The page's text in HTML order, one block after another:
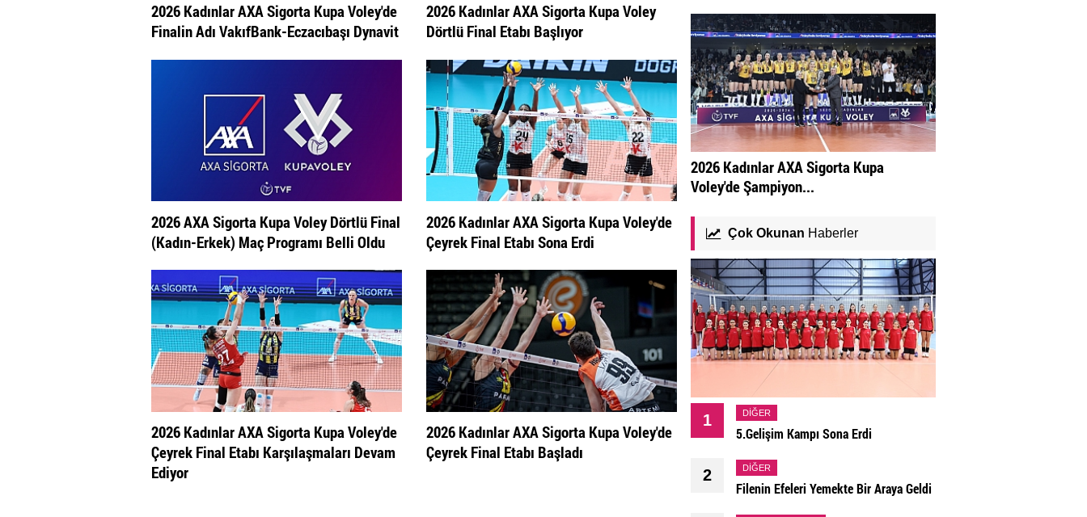
2026 Kadınlar AXA Sigorta Kupa Voley'de
Finalin Adı VakıfBank-Eczacıbaşı Dynavit
2026 Kadınlar AXA Sigorta Kupa Voley
Dörtlü Final Etabı Başlıyor
2026 AXA Sigorta Kupa Voley Dörtlü Final
(Kadın-Erkek) Maç Programı Belli Oldu
2026 Kadınlar AXA Sigorta Kupa Voley'de
Çeyrek Final Etabı Sona Erdi
2026 Kadınlar AXA Sigorta Kupa Voley'de
Çeyrek Final Etabı Karşılaşmaları Devam
Ediyor
2026 Kadınlar AXA Sigorta Kupa Voley'de
Çeyrek Final Etabı Başladı
2026 Kadınlar AXA Sigorta Kupa
Voley'de Şampiyon...
Çok Okunan Haberler
1 DIĞER
5.Gelişim Kampı Sona Erdi
2 DIĞER
Filenin Efeleri Yemekte Bir Araya Geldi